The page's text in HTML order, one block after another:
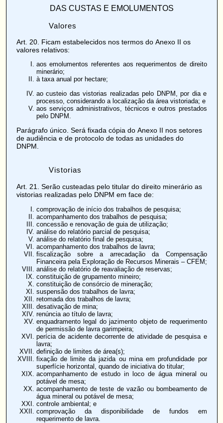
DAS CUSTAS E EMOLUMENTOS
Valores
Art. 20. Ficam estabelecidos nos termos do Anexo II os
valores relativos:
aos emolumentos referentes aos requerimentos de direito
minerário;
à taxa anual por hectare;
ao custeio das vistorias realizadas pelo DNPM, por dia e
processo, considerando a localização da área vistoriada; e
aos serviços administrativos, técnicos e outros prestados
pelo DNPM.
Parágrafo único. Será fixada cópia do Anexo II nos setores
de audiência e de protocolo de todas as unidades do
DNPM.
Vistorias
Art. 21
. Serão custeadas pelo titular do direito minerário as
vistorias realizadas pelo DNPM em face de:
comprovação de início dos trabalhos de pesquisa;
acompanhamento dos trabalhos de pesquisa;
concessão e renovação de guia de utilização;
análise do relatório parcial de pesquisa;
análise do relatório final de pesquisa;
acompanhamento dos trabalhos de lavra;
fiscalização sobre a arrecadação da Compensação
Financeira pela Exploração de Recursos Minerais – CFEM;
análise do relatório de reavaliação de reservas;
constituição de grupamento mineiro;
constituição de consórcio de mineração;
suspensão dos trabalhos de lavra;
retomada dos trabalhos de lavra;
desativação de mina;
renúncia ao título de lavra;
enquadramento legal do jazimento objeto de requerimento
de permissão de lavra garimpeira;
perícia de acidente decorrente de atividade de pesquisa e
lavra;
definição de limites de área(s);
fixação de limite da jazida ou mina em profundidade por
superfície horizontal, quando de iniciativa do titular;
acompanhamento de estudo in loco de água mineral ou
potável de mesa;
acompanhamento de teste de vazão ou bombeamento de
água mineral ou potável de mesa;
controle ambiental; e
comprovação da disponibilidade de fundos em
requerimento de lavra.